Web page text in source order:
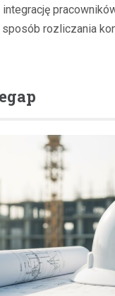
sposób rozliczania